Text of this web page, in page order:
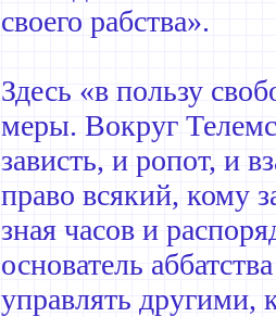
своего рабства».
Здесь «в пользу
меры. Вокруг
зависть, и ропот, и
право всякий, кому
зная часов и
основатель
управлять другими,